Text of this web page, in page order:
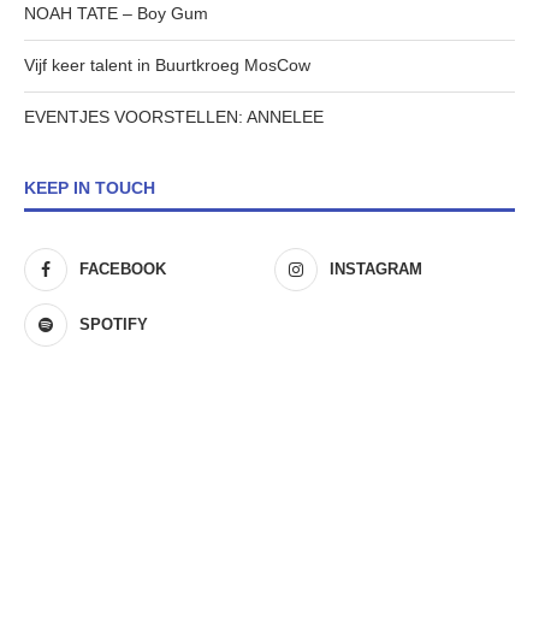
NOAH TATE – Boy Gum
Vijf keer talent in Buurtkroeg MosCow
EVENTJES VOORSTELLEN: ANNELEE
KEEP IN TOUCH
FACEBOOK INSTAGRAM
SPOTIFY